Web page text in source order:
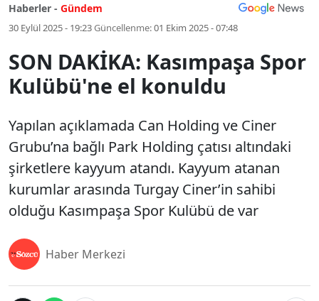
Haberler - Gündem
30 Eylül 2025 - 19:23Güncellenme:01 Ekim 2025 - 07:48
SON DAKİKA: Kasımpaşa Spor
Kulübü'ne el konuldu
Yapılan açıklamada Can Holding ve Ciner
Grubu’na bağlı Park Holding çatısı altındaki
şirketlere kayyum atandı. Kayyum atanan
kurumlar arasında Turgay Ciner’in sahibi
olduğu Kasımpaşa Spor Kulübü de var
Haber Merkezi